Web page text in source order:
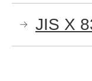
JIS X